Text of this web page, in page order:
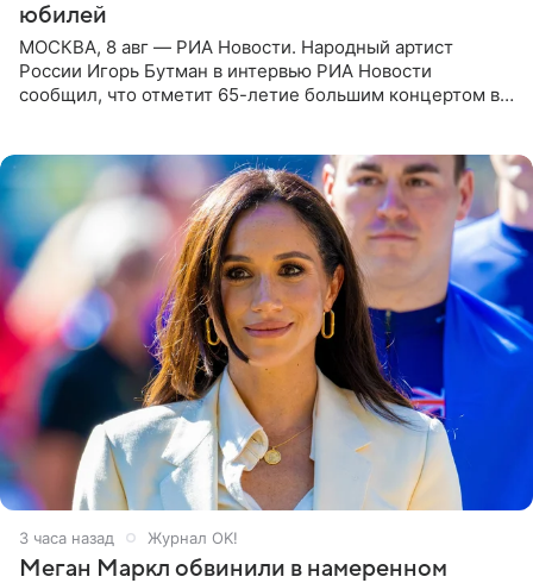
юбилей
МОСКВА, 8 авг — РИА Новости. Народный артист
России Игорь Бутман в интервью РИА Новости
сообщил, что отметит 65-летие большим концертом в
3 часа назад Журнал OK!
Меган Маркл обвинили в намеренном